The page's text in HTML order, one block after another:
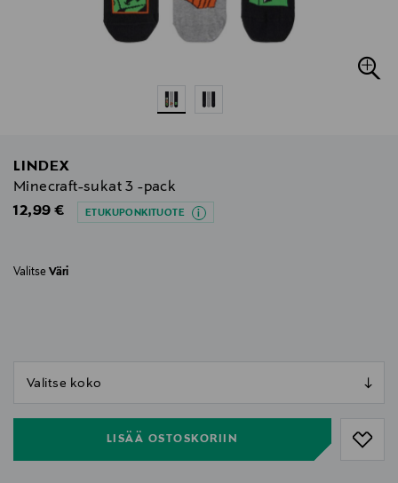
LINDEX
Minecraft-sukat 3 -pack
Original Price
12,99 € ETUKUPONKITUOTE
Valitse Väri
LISÄÄ OSTOSKORIIN